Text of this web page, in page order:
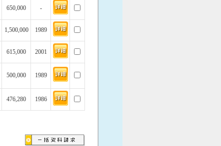
650,000 -
1,500,000 1989
615,000 2001
500,000 1989
476,280 1986